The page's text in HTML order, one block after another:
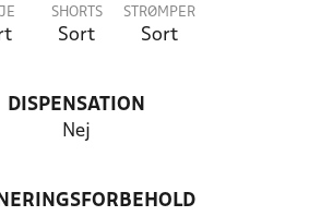
SHORTS
Sort
STRØMPER
Sort
DISPENSATION
Nej